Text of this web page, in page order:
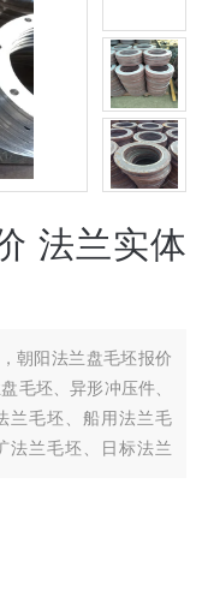
法兰实体
朝阳法兰盘毛坯报价
毛坯、异形冲压件、
兰毛坯、船用法兰毛
法兰毛坯、日标法兰